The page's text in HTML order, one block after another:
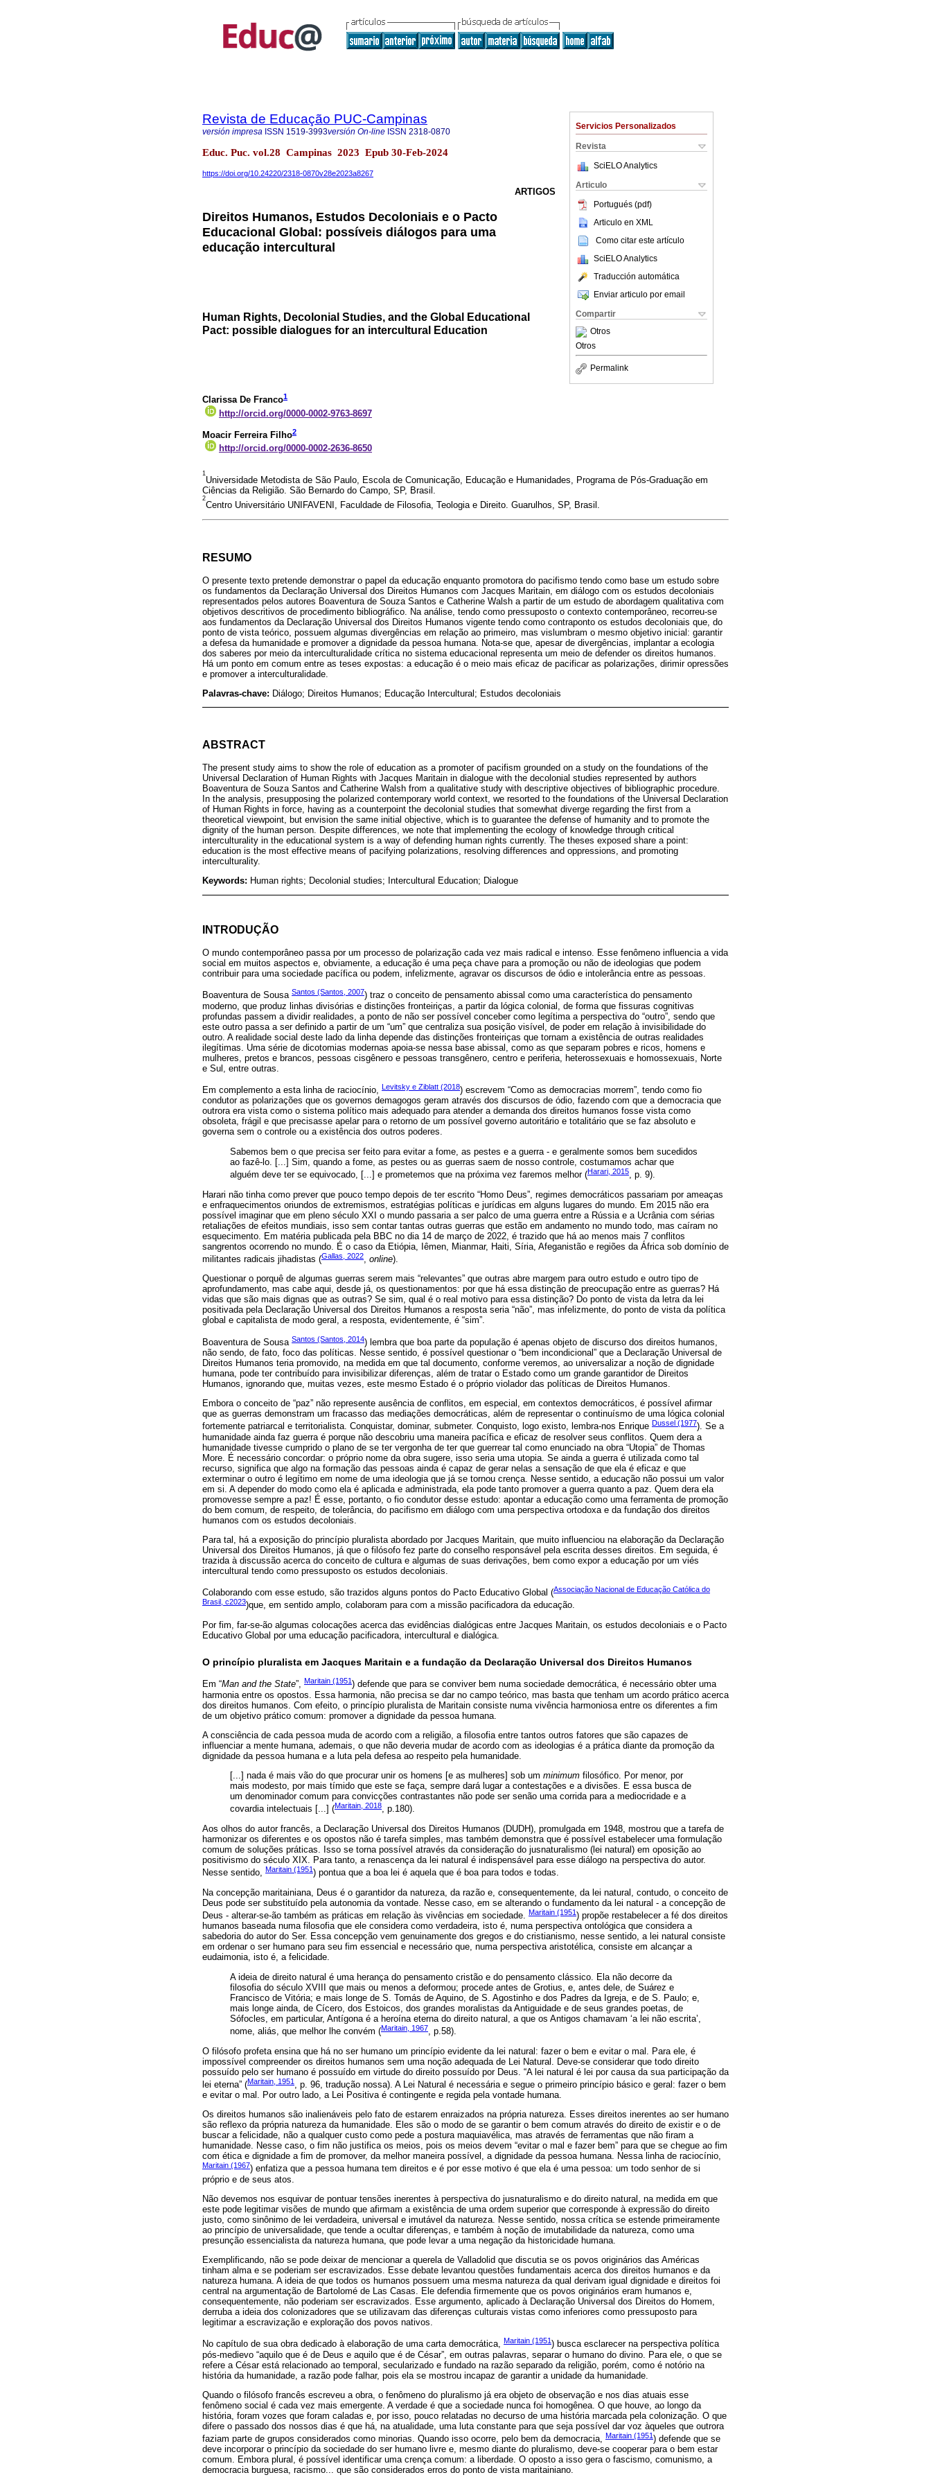
Servicios Personalizados
Revista
SciELO Analytics
Articulo
Portugués (pdf)
Articulo en XML
Como citar este artículo
SciELO Analytics
Traducción automática
Enviar articulo por email
Compartir
Otros
Otros
Permalink
Revista de Educação PUC-Campinas
versión impresa ISSN 1519-3993versión On-line ISSN 2318-0870
Educ. Puc. vol.28 Campinas 2023 Epub 30-Feb-2024
https://doi.org/10.24220/2318-0870v28e2023a8267
ARTIGOS
Direitos Humanos, Estudos Decoloniais e o Pacto
Educacional Global: possíveis diálogos para uma
educação intercultural
Human Rights, Decolonial Studies, and the Global Educational
Pact: possible dialogues for an intercultural Education
Clarissa De Franco1
http://orcid.org/0000-0002-9763-8697
Moacir Ferreira Filho2
http://orcid.org/0000-0002-2636-8650
1
Universidade Metodista de São Paulo, Escola de Comunicação, Educação e Humanidades, Programa de Pós-Graduação em
Ciências da Religião. São Bernardo do Campo, SP, Brasil.
2
Centro Universitário UNIFAVENI, Faculdade de Filosofia, Teologia e Direito. Guarulhos, SP, Brasil.
RESUMO
O presente texto pretende demonstrar o papel da educação enquanto promotora do pacifismo tendo como base um estudo sobre
os fundamentos da Declaração Universal dos Direitos Humanos com Jacques Maritain, em diálogo com os estudos decoloniais
representados pelos autores Boaventura de Souza Santos e Catherine Walsh a partir de um estudo de abordagem qualitativa com
objetivos descritivos de procedimento bibliográfico. Na análise, tendo como pressuposto o contexto contemporâneo, recorreu-se
aos fundamentos da Declaração Universal dos Direitos Humanos vigente tendo como contraponto os estudos decoloniais que, do
ponto de vista teórico, possuem algumas divergências em relação ao primeiro, mas vislumbram o mesmo objetivo inicial: garantir
a defesa da humanidade e promover a dignidade da pessoa humana. Nota-se que, apesar de divergências, implantar a ecologia
dos saberes por meio da interculturalidade crítica no sistema educacional representa um meio de defender os direitos humanos.
Há um ponto em comum entre as teses expostas: a educação é o meio mais eficaz de pacificar as polarizações, dirimir opressões
e promover a interculturalidade.
Palavras-chave: Diálogo; Direitos Humanos; Educação Intercultural; Estudos decoloniais
ABSTRACT
The present study aims to show the role of education as a promoter of pacifism grounded on a study on the foundations of the
Universal Declaration of Human Rights with Jacques Maritain in dialogue with the decolonial studies represented by authors
Boaventura de Souza Santos and Catherine Walsh from a qualitative study with descriptive objectives of bibliographic procedure.
In the analysis, presupposing the polarized contemporary world context, we resorted to the foundations of the Universal Declaration
of Human Rights in force, having as a counterpoint the decolonial studies that somewhat diverge regarding the first from a
theoretical viewpoint, but envision the same initial objective, which is to guarantee the defense of humanity and to promote the
dignity of the human person. Despite differences, we note that implementing the ecology of knowledge through critical
interculturality in the educational system is a way of defending human rights currently. The theses exposed share a point:
education is the most effective means of pacifying polarizations, resolving differences and oppressions, and promoting
interculturality.
Keywords: Human rights; Decolonial studies; Intercultural Education; Dialogue
INTRODUÇÃO
O mundo contemporâneo passa por um processo de polarização cada vez mais radical e intenso. Esse fenômeno influencia a vida
social em muitos aspectos e, obviamente, a educação é uma peça chave para a promoção ou não de ideologias que podem
contribuir para uma sociedade pacífica ou podem, infelizmente, agravar os discursos de ódio e intolerância entre as pessoas.
Boaventura de Sousa Santos (Santos, 2007) traz o conceito de pensamento abissal como uma característica do pensamento
moderno, que produz linhas divisórias e distinções fronteiriças, a partir da lógica colonial, de forma que fissuras cognitivas
profundas passem a dividir realidades, a ponto de não ser possível conceber como legítima a perspectiva do “outro”, sendo que
este outro passa a ser definido a partir de um “um” que centraliza sua posição visível, de poder em relação à invisibilidade do
outro. A realidade social deste lado da linha depende das distinções fronteiriças que tornam a existência de outras realidades
ilegítimas. Uma série de dicotomias modernas apoia-se nessa base abissal, como as que separam pobres e ricos, homens e
mulheres, pretos e brancos, pessoas cisgênero e pessoas transgênero, centro e periferia, heterossexuais e homossexuais, Norte
e Sul, entre outras.
Em complemento a esta linha de raciocínio, Levitsky e Ziblatt (2018) escrevem “Como as democracias morrem”, tendo como fio
condutor as polarizações que os governos demagogos geram através dos discursos de ódio, fazendo com que a democracia que
outrora era vista como o sistema político mais adequado para atender a demanda dos direitos humanos fosse vista como
obsoleta, frágil e que precisasse apelar para o retorno de um possível governo autoritário e totalitário que se faz absoluto e
governa sem o controle ou a existência dos outros poderes.
Sabemos bem o que precisa ser feito para evitar a fome, as pestes e a guerra - e geralmente somos bem sucedidos
ao fazê-lo. [...] Sim, quando a fome, as pestes ou as guerras saem de nosso controle, costumamos achar que
alguém deve ter se equivocado, [...] e prometemos que na próxima vez faremos melhor (Harari, 2015, p. 9).
Harari não tinha como prever que pouco tempo depois de ter escrito “Homo Deus”, regimes democráticos passariam por ameaças
e enfraquecimentos oriundos de extremismos, estratégias políticas e jurídicas em alguns lugares do mundo. Em 2015 não era
possível imaginar que em pleno século XXI o mundo passaria a ser palco de uma guerra entre a Rússia e a Ucrânia com sérias
retaliações de efeitos mundiais, isso sem contar tantas outras guerras que estão em andamento no mundo todo, mas caíram no
esquecimento. Em matéria publicada pela BBC no dia 14 de março de 2022, é trazido que há ao menos mais 7 conflitos
sangrentos ocorrendo no mundo. É o caso da Etiópia, Iêmen, Mianmar, Haiti, Síria, Afeganistão e regiões da África sob domínio de
militantes radicais jihadistas (Gallas, 2022, online).
Questionar o porquê de algumas guerras serem mais “relevantes” que outras abre margem para outro estudo e outro tipo de
aprofundamento, mas cabe aqui, desde já, os questionamentos: por que há essa distinção de preocupação entre as guerras? Há
vidas que são mais dignas que as outras? Se sim, qual é o real motivo para essa distinção? Do ponto de vista da letra da lei
positivada pela Declaração Universal dos Direitos Humanos a resposta seria “não”, mas infelizmente, do ponto de vista da política
global e capitalista de modo geral, a resposta, evidentemente, é “sim”.
Boaventura de Sousa Santos (Santos, 2014) lembra que boa parte da população é apenas objeto de discurso dos direitos humanos,
não sendo, de fato, foco das políticas. Nesse sentido, é possível questionar o “bem incondicional” que a Declaração Universal de
Direitos Humanos teria promovido, na medida em que tal documento, conforme veremos, ao universalizar a noção de dignidade
humana, pode ter contribuído para invisibilizar diferenças, além de tratar o Estado como um grande garantidor de Direitos
Humanos, ignorando que, muitas vezes, este mesmo Estado é o próprio violador das políticas de Direitos Humanos.
Embora o conceito de “paz” não represente ausência de conflitos, em especial, em contextos democráticos, é possível afirmar
que as guerras demonstram um fracasso das mediações democráticas, além de representar o continuísmo de uma lógica colonial
fortemente patriarcal e territorialista. Conquistar, dominar, submeter. Conquisto, logo existo, lembra-nos Enrique Dussel (1977). Se a
humanidade ainda faz guerra é porque não descobriu uma maneira pacífica e eficaz de resolver seus conflitos. Quem dera a
humanidade tivesse cumprido o plano de se ter vergonha de ter que guerrear tal como enunciado na obra “Utopia” de Thomas
More. É necessário concordar: o próprio nome da obra sugere, isso seria uma utopia. Se ainda a guerra é utilizada como tal
recurso, significa que algo na formação das pessoas ainda é capaz de gerar nelas a sensação de que ela é eficaz e que
exterminar o outro é legítimo em nome de uma ideologia que já se tornou crença. Nesse sentido, a educação não possui um valor
em si. A depender do modo como ela é aplicada e administrada, ela pode tanto promover a guerra quanto a paz. Quem dera ela
promovesse sempre a paz! É esse, portanto, o fio condutor desse estudo: apontar a educação como uma ferramenta de promoção
do bem comum, de respeito, de tolerância, do pacifismo em diálogo com uma perspectiva ortodoxa e da fundação dos direitos
humanos com os estudos decoloniais.
Para tal, há a exposição do princípio pluralista abordado por Jacques Maritain, que muito influenciou na elaboração da Declaração
Universal dos Direitos Humanos, já que o filósofo fez parte do conselho responsável pela escrita desses direitos. Em seguida, é
trazida à discussão acerca do conceito de cultura e algumas de suas derivações, bem como expor a educação por um viés
intercultural tendo como pressuposto os estudos decoloniais.
Colaborando com esse estudo, são trazidos alguns pontos do Pacto Educativo Global (Associação Nacional de Educação Católica do
Brasil, c2023)que, em sentido amplo, colaboram para com a missão pacificadora da educação.
Por fim, far-se-ão algumas colocações acerca das evidências dialógicas entre Jacques Maritain, os estudos decoloniais e o Pacto
Educativo Global por uma educação pacificadora, intercultural e dialógica.
O princípio pluralista em Jacques Maritain e a fundação da Declaração Universal dos Direitos Humanos
Em “Man and the State”, Maritain (1951) defende que para se conviver bem numa sociedade democrática, é necessário obter uma
harmonia entre os opostos. Essa harmonia, não precisa se dar no campo teórico, mas basta que tenham um acordo prático acerca
dos direitos humanos. Com efeito, o princípio pluralista de Maritain consiste numa vivência harmoniosa entre os diferentes a fim
de um objetivo prático comum: promover a dignidade da pessoa humana.
A consciência de cada pessoa muda de acordo com a religião, a filosofia entre tantos outros fatores que são capazes de
influenciar a mente humana, ademais, o que não deveria mudar de acordo com as ideologias é a prática diante da promoção da
dignidade da pessoa humana e a luta pela defesa ao respeito pela humanidade.
[...] nada é mais vão do que procurar unir os homens [e as mulheres] sob um minimum filosófico. Por menor, por
mais modesto, por mais tímido que este se faça, sempre dará lugar a contestações e a divisões. E essa busca de
um denominador comum para convicções contrastantes não pode ser senão uma corrida para a mediocridade e a
covardia intelectuais [...] (Maritain, 2018, p.180).
Aos olhos do autor francês, a Declaração Universal dos Direitos Humanos (DUDH), promulgada em 1948, mostrou que a tarefa de
harmonizar os diferentes e os opostos não é tarefa simples, mas também demonstra que é possível estabelecer uma formulação
comum de soluções práticas. Isso se torna possível através da consideração do jusnaturalismo (lei natural) em oposição ao
positivismo do século XIX. Para tanto, a renascença da lei natural é indispensável para esse diálogo na perspectiva do autor.
Nesse sentido, Maritain (1951 ) pontua que a boa lei é aquela que é boa para todos e todas.
Na concepção maritainiana, Deus é o garantidor da natureza, da razão e, consequentemente, da lei natural, contudo, o conceito de
Deus pode ser substituído pela autonomia da vontade. Nesse caso, em se alterando o fundamento da lei natural - a concepção de
Deus - alterar-se-ão também as práticas em relação às vivências em sociedade. Maritain (1951) propõe restabelecer a fé dos direitos
humanos baseada numa filosofia que ele considera como verdadeira, isto é, numa perspectiva ontológica que considera a
sabedoria do autor do Ser. Essa concepção vem genuinamente dos gregos e do cristianismo, nesse sentido, a lei natural consiste
em ordenar o ser humano para seu fim essencial e necessário que, numa perspectiva aristotélica, consiste em alcançar a
eudaimonia, isto é, a felicidade.
A ideia de direito natural é uma herança do pensamento cristão e do pensamento clássico. Ela não decorre da
filosofia do século XVIII que mais ou menos a deformou; procede antes de Grotius, e, antes dele, de Suárez e
Francisco de Vitória; e mais longe de S. Tomás de Aquino, de S. Agostinho e dos Padres da Igreja, e de S. Paulo; e,
mais longe ainda, de Cícero, dos Estoicos, dos grandes moralistas da Antiguidade e de seus grandes poetas, de
Sófocles, em particular, Antígona é a heroína eterna do direito natural, a que os Antigos chamavam ‘a lei não escrita’,
nome, aliás, que melhor lhe convém (Maritain, 1967, p.58).
O filósofo profeta ensina que há no ser humano um princípio evidente da lei natural: fazer o bem e evitar o mal. Para ele, é
impossível compreender os direitos humanos sem uma noção adequada de Lei Natural. Deve-se considerar que todo direito
possuído pelo ser humano é possuído em virtude do direito possuído por Deus. “A lei natural é lei por causa da sua participação da
lei eterna” (Maritain, 1951 , p. 96, tradução nossa). A Lei Natural é necessária e segue o primeiro princípio básico e geral: fazer o bem
e evitar o mal. Por outro lado, a Lei Positiva é contingente e regida pela vontade humana.
Os direitos humanos são inalienáveis pelo fato de estarem enraizados na própria natureza. Esses direitos inerentes ao ser humano
são reflexo da própria natureza da humanidade. Eles são o modo de se garantir o bem comum através do direito de existir e o de
buscar a felicidade, não a qualquer custo como pede a postura maquiavélica, mas através de ferramentas que não firam a
humanidade. Nesse caso, o fim não justifica os meios, pois os meios devem “evitar o mal e fazer bem” para que se chegue ao fim
com ética e dignidade a fim de promover, da melhor maneira possível, a dignidade da pessoa humana. Nessa linha de raciocínio,
Maritain (1967) enfatiza que a pessoa humana tem direitos e é por esse motivo é que ela é uma pessoa: um todo senhor de si
próprio e de seus atos.
Não devemos nos esquivar de pontuar tensões inerentes à perspectiva do jusnaturalismo e do direito natural, na medida em que
este pode legitimar visões de mundo que afirmam a existência de uma ordem superior que corresponde à expressão do direito
justo, como sinônimo de lei verdadeira, universal e imutável da natureza. Nesse sentido, nossa crítica se estende primeiramente
ao princípio de universalidade, que tende a ocultar diferenças, e também à noção de imutabilidade da natureza, como uma
presunção essencialista da natureza humana, que pode levar a uma negação da historicidade humana.
Exemplificando, não se pode deixar de mencionar a querela de Valladolid que discutia se os povos originários das Américas
tinham alma e se poderiam ser escravizados. Esse debate levantou questões fundamentais acerca dos direitos humanos e da
natureza humana. A ideia de que todos os humanos possuem uma mesma natureza da qual derivam igual dignidade e direitos foi
central na argumentação de Bartolomé de Las Casas. Ele defendia firmemente que os povos originários eram humanos e,
consequentemente, não poderiam ser escravizados. Esse argumento, aplicado à Declaração Universal dos Direitos do Homem,
derruba a ideia dos colonizadores que se utilizavam das diferenças culturais vistas como inferiores como pressuposto para
legitimar a escravização e exploração dos povos nativos.
No capítulo de sua obra dedicado à elaboração de uma carta democrática, Maritain (1951 ) busca esclarecer na perspectiva política
pós-medievo “aquilo que é de Deus e aquilo que é de César”, em outras palavras, separar o humano do divino. Para ele, o que se
refere a César está relacionado ao temporal, secularizado e fundado na razão separado da religião, porém, como é notório na
história da humanidade, a razão pode falhar, pois ela se mostrou incapaz de garantir a unidade da humanidade.
Quando o filósofo francês escreveu a obra, o fenômeno do pluralismo já era objeto de observação e nos dias atuais esse
fenômeno social é cada vez mais emergente. A verdade é que a sociedade nunca foi homogênea. O que houve, ao longo da
história, foram vozes que foram caladas e, por isso, pouco relatadas no decurso de uma história marcada pela colonização. O que
difere o passado dos nossos dias é que há, na atualidade, uma luta constante para que seja possível dar voz àqueles que outrora
faziam parte de grupos considerados como minorias. Quando isso ocorre, pelo bem da democracia, Maritain (1951) defende que se
deve incorporar o princípio da sociedade do ser humano livre e, mesmo diante do pluralismo, deve-se cooperar para o bem estar
comum. Embora plural, é possível identificar uma crença comum: a liberdade. O oposto a isso gera o fascismo, comunismo, a
democracia burguesa, racismo... que são considerados erros do ponto de vista maritainiano.